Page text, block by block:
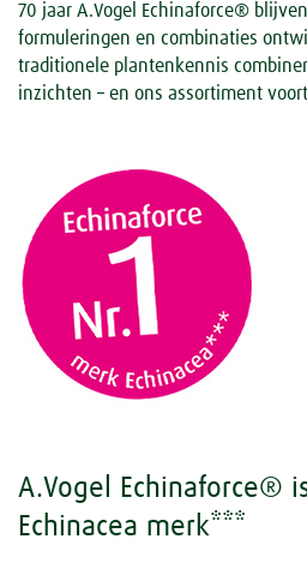
70 jaar A.Vogel Echinaforce®
formuleringen en combinaties
traditionele plantenkennis
inzichten – en ons assortiment
A.Vogel Echinaforce®
Echinacea merk***